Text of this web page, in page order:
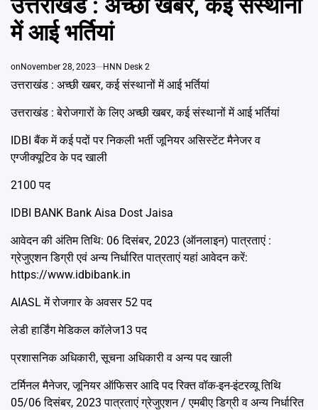
उत्तराखंड : अच्छी खबर, कई संस्थानों
में आई भर्तियां
onNovember 28, 2023 HNN Desk 2
उत्तराखंड : अच्छी खबर, कई संस्थानों में आई भर्तियां
उत्तराखंड : बेरोजगारों के लिए अच्छी खबर, कई संस्थानों में आई भर्तियां
IDBI बैंक में कई पदों पर निकली भर्ती जूनियर असिस्टेंट मैनेजर व
एग्जीक्यूटिव के पद खाली
2100 पद
IDBI BANK Bank Aisa Dost Jaisa
आवेदन की अंतिम तिथि: 06 दिसंबर, 2023 (ऑनलाइन) पात्रताएं :
ग्रेजुएशन डिग्री एवं अन्य निर्धारित पात्रताएं यहां आवेदन करें:
https://www.idbibank.in
AIASL में रोजगार के अवसर 52 पद
लेडी हार्डिंग मेडिकल कॉलेज13 पद
प्रशासनिक अधिकारी, सूचना अधिकारी व अन्य पद खाली
टर्मिनल मैनेजर, जूनियर ऑफिसर आदि पद रिक्त वॉक-इन-इंटरव्यू तिथि
05/06 दिसंबर, 2023 पात्रताएं ग्रेजुएशन / एमबीए डिग्री व अन्य निर्धारित